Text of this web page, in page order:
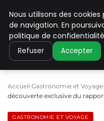
PILAT
Accueil Gastronomie et Voyage
découverte exclusive du
GASTRONOMIE ET VOYAGE
Nous utilisons des
de navigation. En
politique de
Refuser Accepter